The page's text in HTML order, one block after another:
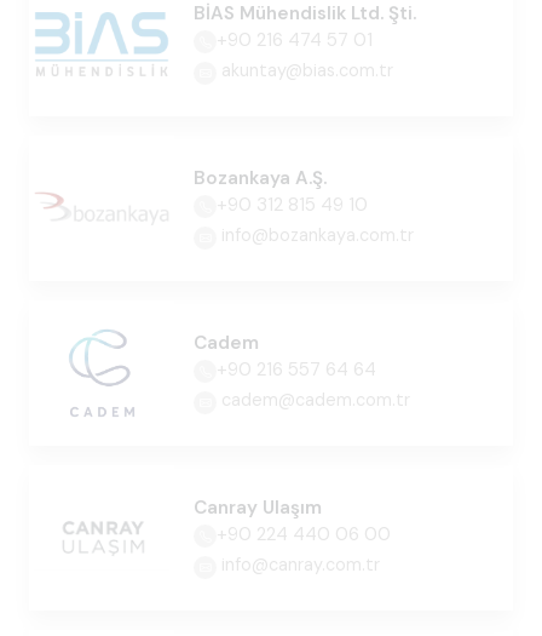
BİAS Mühendislik Ltd. Şti.
+90 216 474 57 01
akuntay@bias.com.tr
Bozankaya A.Ş.
+90 312 815 49 10
info@bozankaya.com.tr
Cadem
+90 216 557 64 64
cadem@cadem.com.tr
Canray Ulaşım
+90 224 440 06 00
info@canray.com.tr